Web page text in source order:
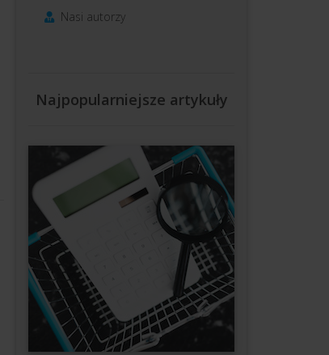
Nasi autorzy
Najpopularniejsze artykuły